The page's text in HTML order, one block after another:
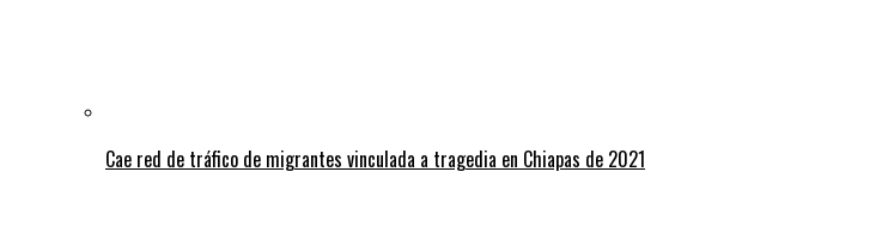
Cae red de tráfico de migrantes vinculada a tragedia en Chiapas de 2021